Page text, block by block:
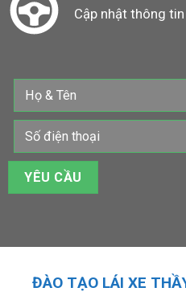
Cập nhật thông
ĐÀO TẠO LÁI XE